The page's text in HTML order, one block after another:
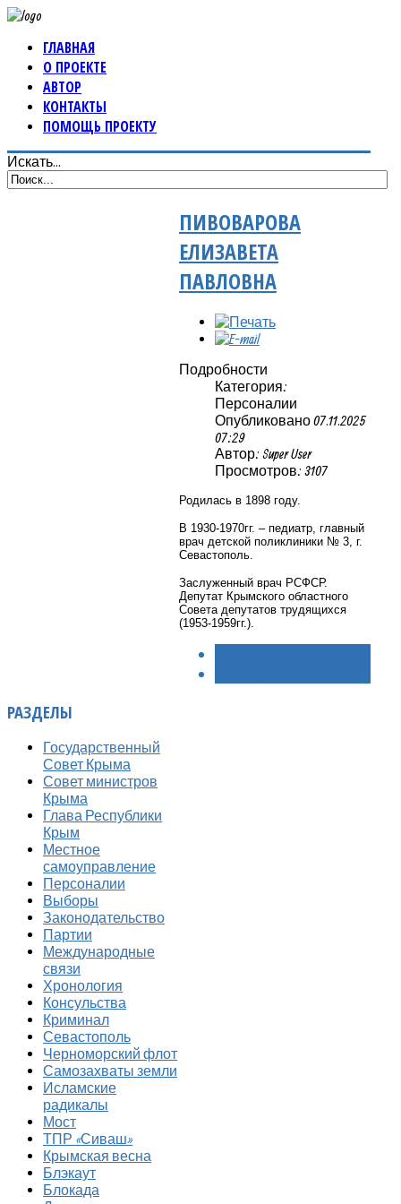
ГЛАВНАЯ
О ПРОЕКТЕ
АВТОР
КОНТАКТЫ
ПОМОЩЬ ПРОЕКТУ
Искать...
ПИВОВАРОВА
ЕЛИЗАВЕТА
ПАВЛОВНА
Подробности
Категория:
Персоналии
Опубликовано 07.11.2025
07:29
Автор: Super User
Просмотров: 3107
Родилась в 1898 году.
В 1930-1970гг. – педиатр, главный
врач детской поликлиники № 3, г.
Севастополь.
Заслуженный врач РСФСР.
Депутат Крымского областного
Совета депутатов трудящихся
(1953-1959гг.).
РАЗДЕЛЫ
Государственный
Совет Крыма
Совет министров
Крыма
Глава Республики
Крым
Местное
самоуправление
Персоналии
Выборы
Законодательство
Партии
Международные
связи
Хронология
Консульства
Криминал
Севастополь
Черноморский флот
Самозахваты земли
Исламские
радикалы
Мост
ТПР «Сиваш»
Крымская весна
Блэкаут
Блокада